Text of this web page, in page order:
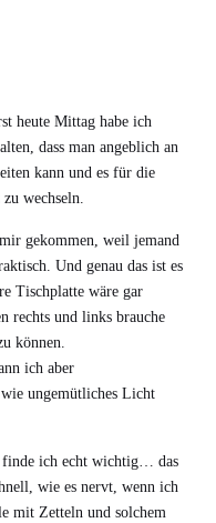
heute Mittag habe ich
dass man angeblich an
kann und es für die
wechseln.
gekommen, weil jemand
Und genau das ist es
Tischplatte wäre gar
rechts und links brauche
können.
ich aber
ungemütliches Licht
finde ich echt wichtig… das
wie es nervt, wenn ich
mit Zetteln und solchem